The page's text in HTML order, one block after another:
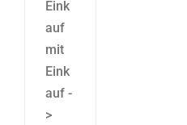
Eink
auf
mit
Eink
auf -
>